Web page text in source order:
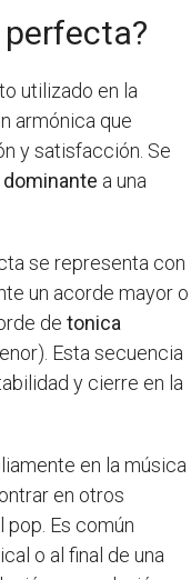
utilizado en la
armónica que
y satisfacción. Se
dominante a una
se representa con
un acorde mayor o
de tonica
Esta secuencia
y cierre en la
en la música
en otros
Es común
o al final de una